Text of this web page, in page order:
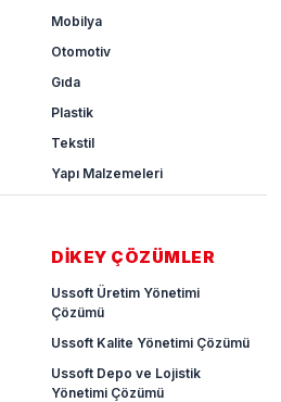
Mobilya
Otomotiv
Gıda
Plastik
Tekstil
Yapı Malzemeleri
DİKEY ÇÖZÜMLER
Ussoft Üretim Yönetimi
Çözümü
Ussoft Kalite Yönetimi Çözümü
Ussoft Depo ve Lojistik
Yönetimi Çözümü